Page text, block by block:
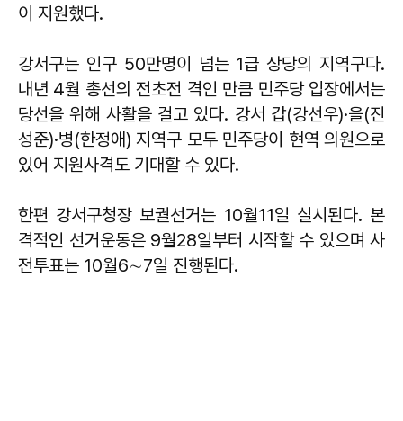
이 지원했다.
강서구는 인구 50만명이 넘는 1급 상당의 지역구다.
내년 4월 총선의 전초전 격인 만큼 민주당 입장에서는
당선을 위해 사활을 걸고 있다. 강서 갑(강선우)·을(진
성준)·병(한정애) 지역구 모두 민주당이 현역 의원으로
있어 지원사격도 기대할 수 있다.
한편 강서구청장 보궐선거는 10월11일 실시된다. 본
격적인 선거운동은 9월28일부터 시작할 수 있으며 사
전투표는 10월6∼7일 진행된다.